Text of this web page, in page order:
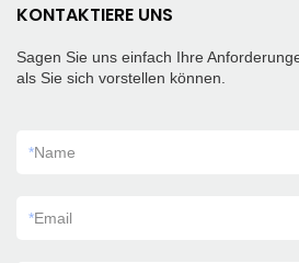
KONTAKTIERE UNS
Sagen Sie uns einfach Ihre
als Sie sich vorstellen können.
*Name
*Email